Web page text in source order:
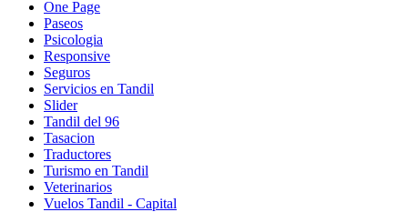
One Page
Paseos
Psicologia
Responsive
Seguros
Servicios en Tandil
Slider
Tandil del 96
Tasacion
Traductores
Turismo en Tandil
Veterinarios
Vuelos Tandil - Capital